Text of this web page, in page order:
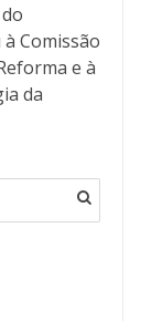
Comissão
e à
da